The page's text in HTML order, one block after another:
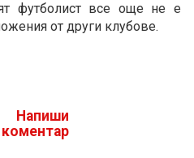
футболист все още не е
от други клубове.
Напиши
коментар